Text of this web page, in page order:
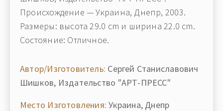
Происхождение — Украина, Днепр, 2003.
Размеры: высота 29.0 cm и ширина 22.0 cm.
Состояние: Отличное.
Автор/Изготовитель: Сергей Станиславович
Шишков, Издательство "АРТ-ПРЕСС"
Место Изготовления: Украина, Днепр